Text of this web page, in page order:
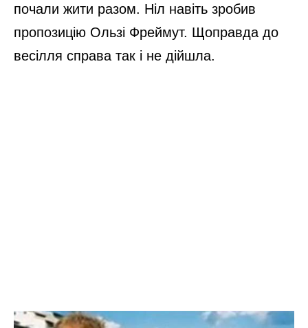
почали жити разом. Ніл навіть зробив
пропозицію Ользі Фреймут. Щоправда до
весілля справа так і не дійшла.